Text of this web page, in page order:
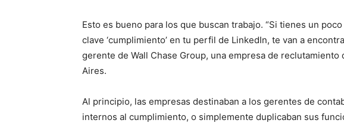
Esto es bueno para los que buscan trabajo. “Si tienes un
clave ‘cumplimiento’ en tu perfil de LinkedIn, te van a
gerente de Wall Chase Group, una empresa de
Aires.
Al principio, las empresas destinaban a los gerentes de
internos al cumplimiento, o simplemente duplicaban sus